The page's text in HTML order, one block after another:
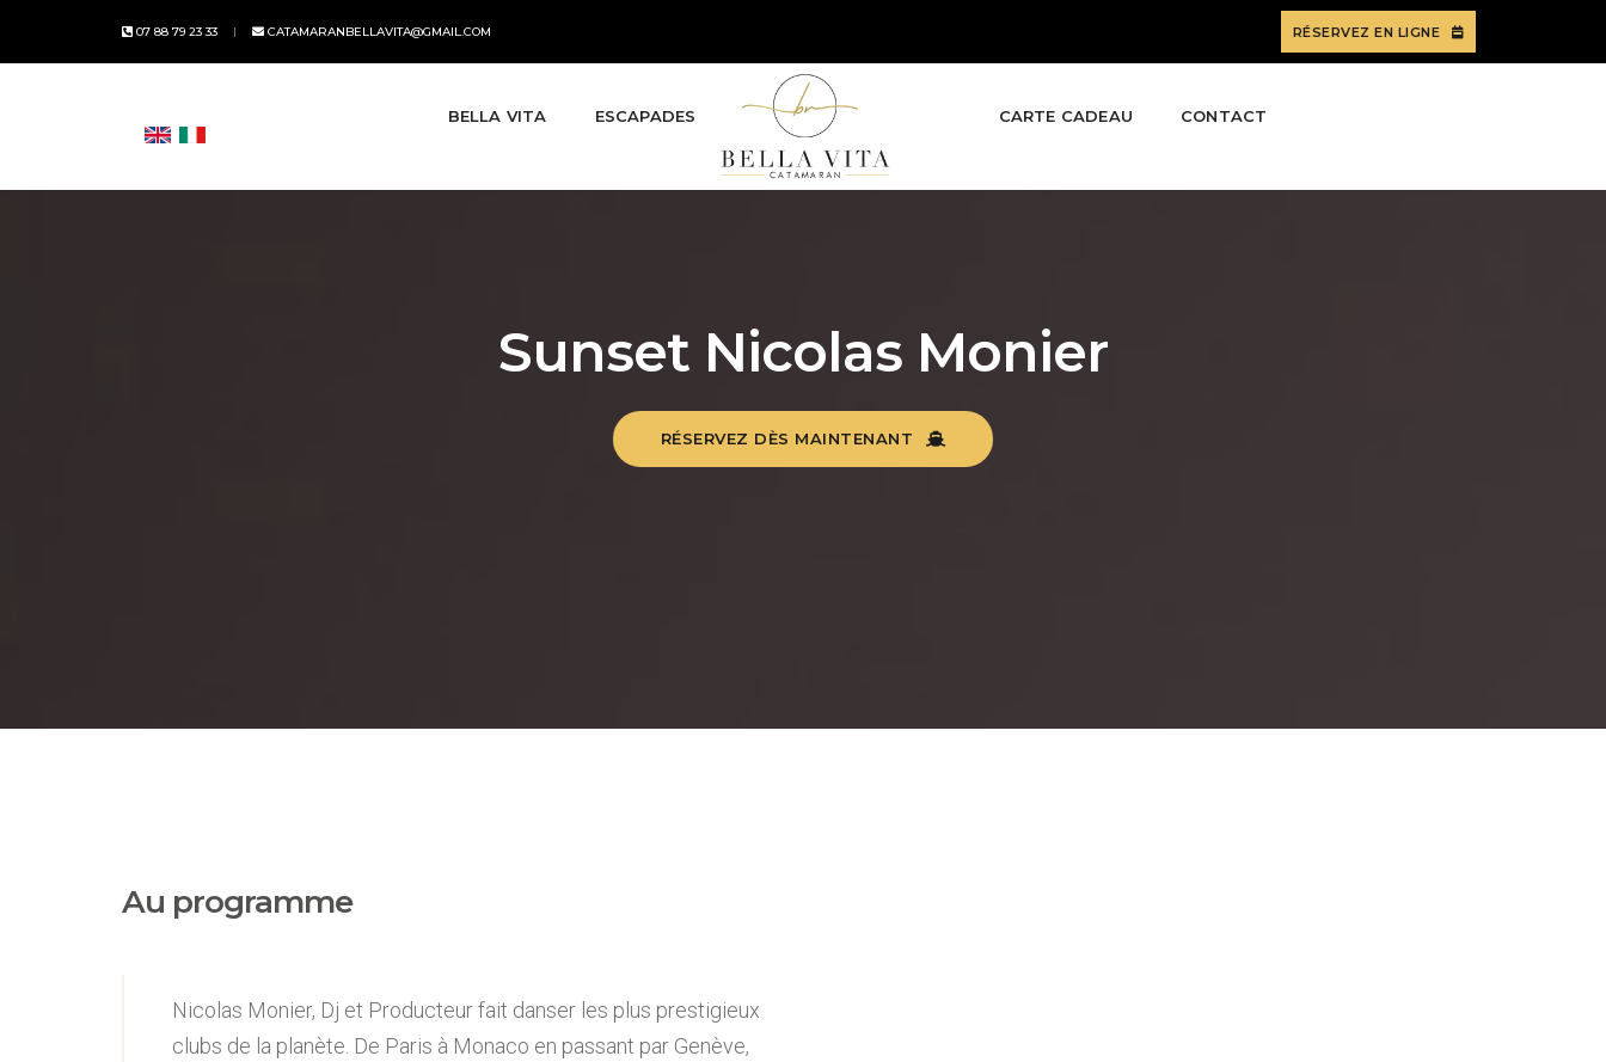
07 88 79 23 33 CATAMARANBELLAVITA@GMAIL.COM RÉSERVEZ EN LIGNE
BELLA VITA ESCAPADES CARTE CADEAU CONTACT
Sunset Nicolas Monier
RÉSERVEZ DÈS MAINTENANT
Au programme
Nicolas Monier, Dj et Producteur fait danser les plus prestigieux
clubs de la planète. De Paris à Monaco en passant par Genève,